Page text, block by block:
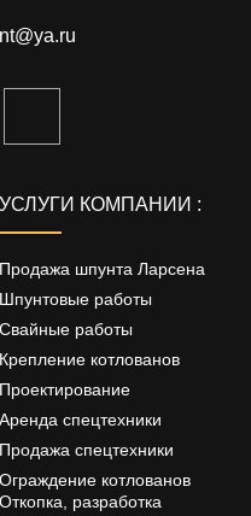
УСЛУГИ КОМПАНИИ :
Продажа шпунта Ларсена
Шпунтовые работы
Свайные работы
Крепление котлованов
Проектирование
Аренда спецтехники
Продажа спецтехники
Ограждение котлованов
Откопка, разработка